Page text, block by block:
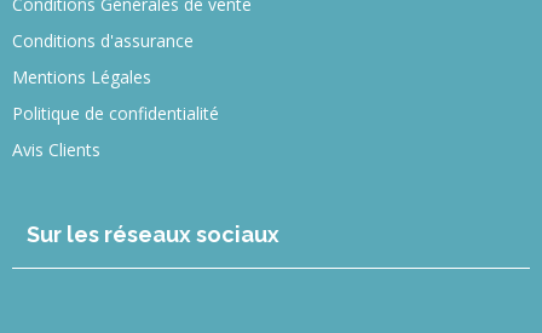
Conditions d'assurance
Mentions Légales
Politique de confidentialité
Avis Clients
Sur les réseaux sociaux